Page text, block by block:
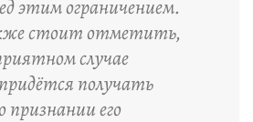
этим ограничением.
стоит отметить,
случае
получать
признании его